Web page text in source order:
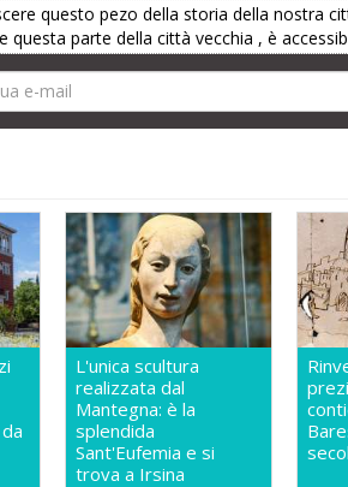
questo pezo della storia della nostra
parte della città vecchia , è
L'unica scultura
realizzata dal
Mantegna: è la
splendida
Sant'Eufemia e si
trova a Irsina